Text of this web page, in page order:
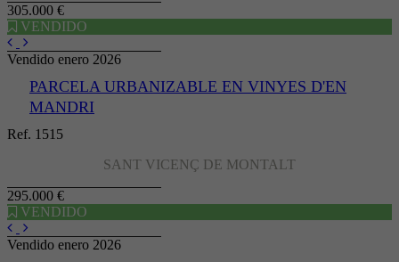
305.000 €
VENDIDO
Vendido enero 2026
PARCELA URBANIZABLE EN VINYES D'EN
MANDRI
Ref. 1515
SANT VICENÇ DE MONTALT
295.000 €
VENDIDO
Vendido enero 2026